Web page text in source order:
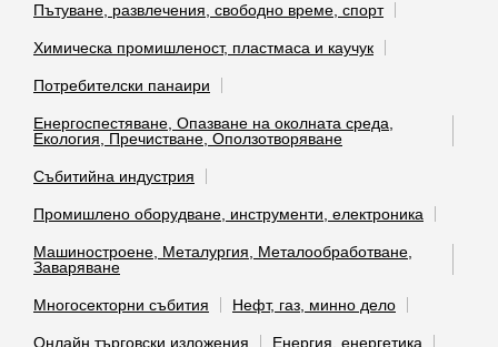
Пътуване, развлечения, свободно време, спорт
Химическа промишленост, пластмаса и каучук
Потребителски панаири
Енергоспестяване, Опазване на околната среда,
Екология, Пречистване, Оползотворяване
Събитийна индустрия
Промишлено оборудване, инструменти, електроника
Машиностроене, Металургия, Металообработване,
Заваряване
Многосекторни събития Нефт, газ, минно дело
Онлайн търговски изложения Енергия, енергетика